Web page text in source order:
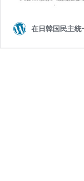
在日韓国民主統